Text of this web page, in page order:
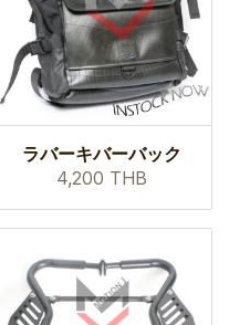
ラバーキバーバック
4,200 THB